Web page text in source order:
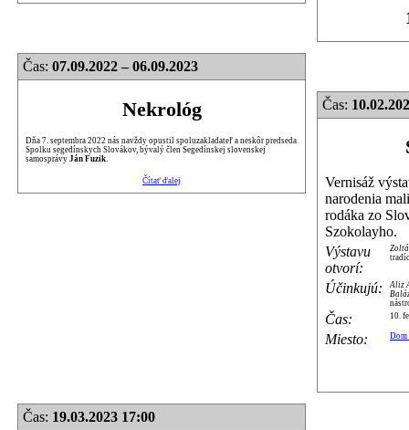
Čas: 07.09.2022 – 06.09.2023
Nekrológ
Dňa 7. septembra 2022 nás navždy opustil spoluzakladateľ a neskôr predseda
Spolku segedínskych Slovákov, bývalý člen Segedínskej slovenskej
samosprávy Ján Fuzik.
Čítať ďalej
Čas:
Vernisáž
narodenia
rodáka zo
Szokolayho.
Výstavu
otvorí:
Účinkujú:
Aliz
Čas: 10.
Miesto: Dom
Čas: 19.03.2023 17:00